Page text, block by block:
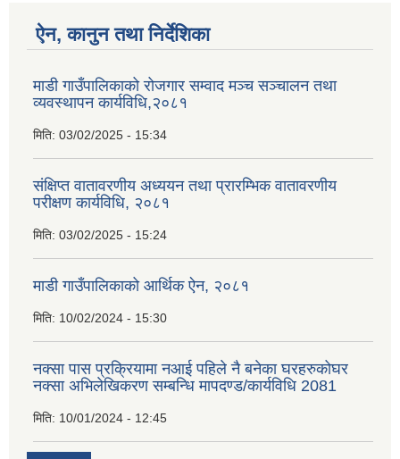
ऐन, कानुन तथा निर्देशिका
माडी गाउँपालिकाको रोजगार सम्वाद मञ्च सञ्चालन तथा
व्यवस्थापन कार्यविधि,२०८१
मिति: 03/02/2025 - 15:34
संक्षिप्त वातावरणीय अध्ययन तथा प्रारम्भिक वातावरणीय
परीक्षण कार्यविधि, २०८१
मिति: 03/02/2025 - 15:24
माडी गाउँपालिकाको आर्थिक ऐन, २०८१
मिति: 10/02/2024 - 15:30
नक्सा पास प्रक्रियामा नआई पहिले नै बनेका घरहरुकोघर
नक्सा अभिलेखिकरण सम्बन्धि मापदण्ड/कार्यविधि 2081
मिति: 10/01/2024 - 12:45